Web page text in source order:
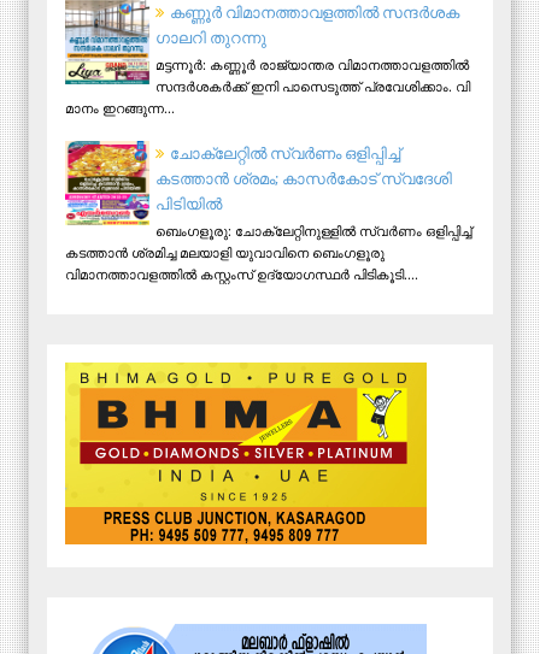
ക​ണ്ണൂ​ർ വി​മാ​ന​ത്താ​വ​ള​ത്തി​ൽ സ​ന്ദ​ർ​ശ​ക
ഗാ​ല​റി തു​റ​ന്നു
മ​ട്ട​ന്നൂ​ർ: ക​ണ്ണൂ​ർ രാ​ജ്യാ​ന്ത​ര വി​മാ​ന​ത്താ​വ​ള​ത്തി​ൽ
സ​ന്ദ​ർ​ശ​ക​ർ​ക്ക് ഇ​നി പാ​സെ​ടു​ത്ത് പ്ര​വേ​ശി​ക്കാം. വി​
മാ​നം ഇ​റ​ങ്ങു​ന്ന...
ചോക്ലേറ്റിൽ സ്വർണം ഒളിപ്പിച്ച്
കടത്താൻ ശ്രമം; കാസർകോട് സ്വദേശി
പിടിയില്‍
ബെംഗളൂരു: ചോക്ലേറ്റിനുള്ളിൽ സ്വർണം ഒളിപ്പിച്ച്
കടത്താൻ ശ്രമിച്ച മലയാളി യുവാവിനെ ബെംഗളൂരു
വിമാനത്താവളത്തിൽ കസ്റ്റംസ് ഉദ്യോഗസ്ഥർ പിടികൂടി....